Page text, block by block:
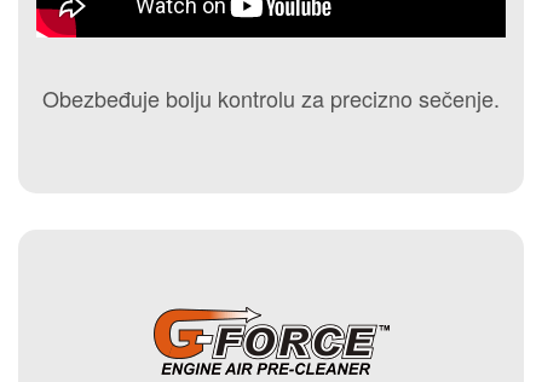
Obezbeđuje bolju kontrolu za precizno sečenje.